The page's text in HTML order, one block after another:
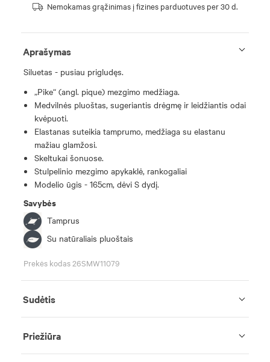
Nemokamas grąžinimas į fizines parduotuves per 30 d.
Aprašymas
Siluetas - pusiau prigludęs.
„Pike“ (angl. pique) mezgimo medžiaga.
Medvilnės pluoštas, sugeriantis drėgmę ir leidžiantis odai
kvėpuoti.
Elastanas suteikia tamprumo, medžiaga su elastanu
mažiau glamžosi.
Skeltukai šonuose.
Stulpelinio mezgimo apykaklė, rankogaliai
Modelio ūgis - 165cm, dėvi S dydį.
Savybės
Tamprus
Su natūraliais pluoštais
Prekės kodas 26SMW11079
Sudėtis
Priežiūra